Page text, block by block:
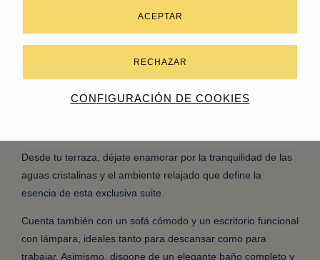
al mar y a la piscina, diseñadas para regalarte una
combina amplitud y luminosidad, con espacios pensados
para que te sientas como en casa.
Disfruta de una estancia que fusiona diseño mediterráneo
Desde tu terraza, déjate enamorar por la tranquilidad de las
aguas cristalinas y el ambiente relajado que define la
esencia de esta exclusiva suite.
Cuenta también con un sofá cómodo y un escritorio funcional
con lámpara, ideales tanto para descansar como para
trabajar. Asimismo, dispone de un elegante baño completo y
CONFIGURACIÓN DE COOKIES
RECHAZAR
ACEPTAR